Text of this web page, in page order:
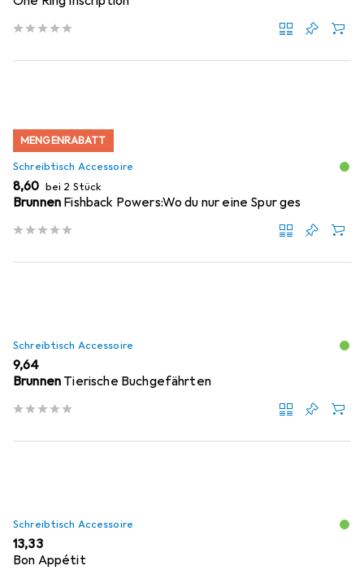
MENGENRABATT
Schreibtisch Accessoire
EUR
8,60 bei 2 Stück
Brunnen Fishback Powers:Wo du nur eine Spur ges
Schreibtisch Accessoire
EUR
9,64
Brunnen Tierische Buchgefährten
Schreibtisch Accessoire
EUR
13,33
Bon Appétit